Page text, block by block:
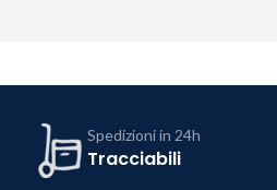
Spedizioni in 24h
Tracciabili